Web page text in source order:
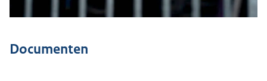
Documenten